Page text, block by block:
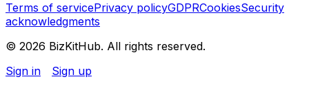
Terms of servicePrivacy policyGDPRCookiesSecurity
acknowledgments
© 2026 BizKitHub. All rights reserved.
Sign in
Sign up